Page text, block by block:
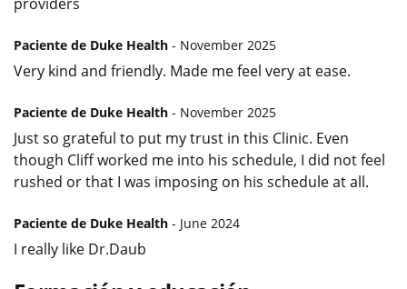
Paciente de Duke Health - November 2025
Very kind and friendly. Made me feel very at ease.
Paciente de Duke Health - November 2025
Just so grateful to put my trust in this Clinic. Even
though Cliff worked me into his schedule, I did not feel
rushed or that I was imposing on his schedule at all.
Paciente de Duke Health - June 2024
I really like Dr.Daub